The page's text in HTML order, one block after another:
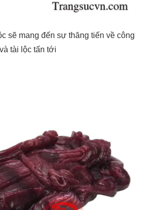
sẽ mang đến sự thăng tiến về công
tài lộc tấn tới